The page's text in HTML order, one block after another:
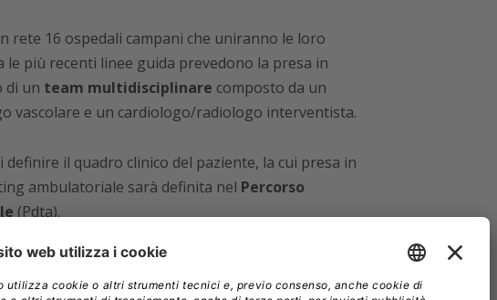
rete 16 ospedali campani che uniranno le loro
le più recenti linee guida prevedono la presa in
di un team multidisciplinare composto da un
vascolare e un cardiologo/radiologo interventista.
il quadro clinico del paziente, la cui presa in
ambulatoriale sarà definita nel Percorso
(Pdta).
di ridurre le ospedalizzazioni di pazienti che
acuti e aiuterà a ridurre l’impatto